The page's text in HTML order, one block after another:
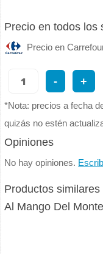
Precio en todos los
Precio en
- +
*Nota: precios a fecha
quizás no estén
Opiniones
No hay opiniones.
Productos
Al Mango Del